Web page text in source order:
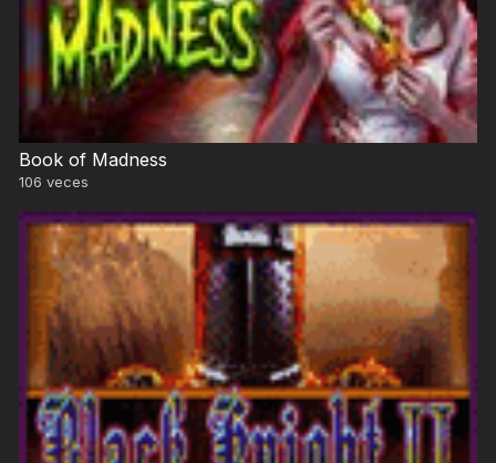
Book of Madness
106 veces